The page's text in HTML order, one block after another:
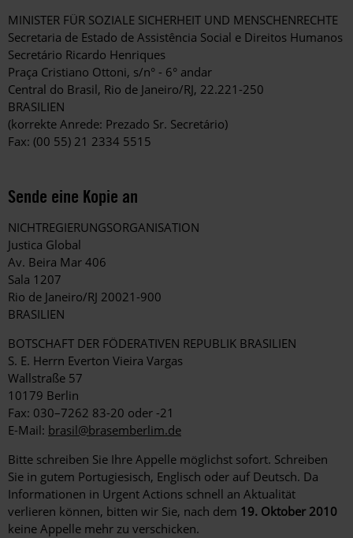
MINISTER FÜR SOZIALE SICHERHEIT UND MENSCHENRECHTE
Secretaria de Estado de Assistência Social e Direitos Humanos
Secretário Ricardo Henriques
Praça Cristiano Ottoni, s/n° - 6° andar
Central do Brasil, Rio de Janeiro/RJ, 22.221-250
BRASILIEN
(korrekte Anrede: Prezado Sr. Secretário)
Fax: (00 55) 21 2334 5515
Sende eine Kopie an
NICHTREGIERUNGSORGANISATION
Justica Global
Av. Beira Mar 406
Sala 1207
Rio de Janeiro/RJ 20021-900
BRASILIEN
BOTSCHAFT DER FÖDERATIVEN REPUBLIK BRASILIEN
S. E. Herrn Everton Vieira Vargas
Wallstraße 57
10179 Berlin
Fax: 030–7262 83-20 oder -21
E-Mail: brasil@brasemberlim.de
Bitte schreiben Sie Ihre Appelle möglichst sofort. Schreiben
Sie in gutem Portugiesisch, Englisch oder auf Deutsch. Da
Informationen in Urgent Actions schnell an Aktualität
verlieren können, bitten wir Sie, nach dem 19. Oktober 2010
keine Appelle mehr zu verschicken.